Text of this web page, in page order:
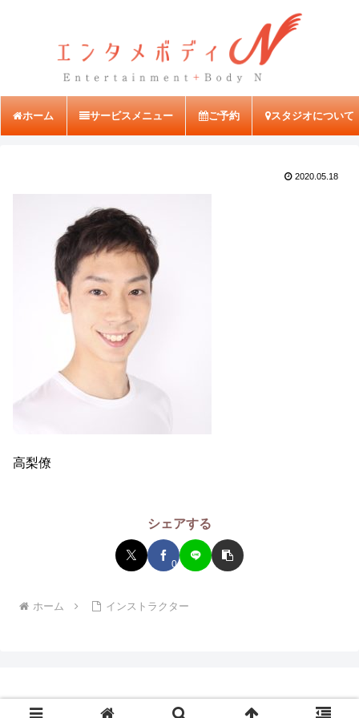
ホーム サービスメニュー ご予約 スタジオについて
2020.05.18
高梨僚
シェアする
0
ホーム インストラクター
© 2019 エンタメボディN.